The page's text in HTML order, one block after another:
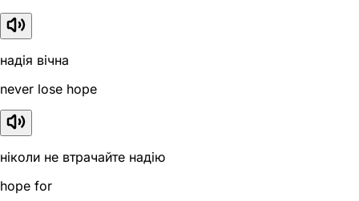
надія вічна
never lose hope
ніколи не втрачайте надію
hope for